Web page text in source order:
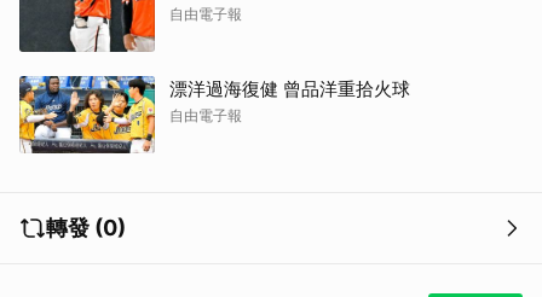
自由電子報
漂洋過海復健 曾品洋重拾火球
自由電子報
轉發 (0)